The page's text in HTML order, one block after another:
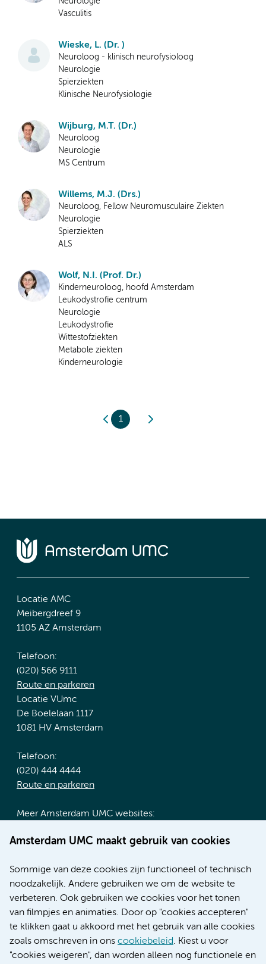
Amsterdam UMC maakt gebruik van cookies
Sommige van deze cookies zijn functioneel of technisch
noodzakelijk. Andere gebruiken we om de website te
verbeteren. Ook gebruiken we cookies voor het tonen
van filmpjes en animaties. Door op "cookies accepteren"
te klikken gaat u akkoord met het gebruik van alle cookies
zoals omschreven in ons cookiebeleid. Kiest u voor
"cookies weigeren", dan worden alleen nog functionele en
Vasculitis
Wieske, L. (Dr. )
Neuroloog - klinisch neurofysioloog
Neurologie
Spierziekten
Klinische Neurofysiologie
Wijburg, M.T. (Dr.)
Neuroloog
Neurologie
MS Centrum
Willems, M.J. (Drs.)
Neuroloog, Fellow Neuromusculaire Ziekten
Neurologie
Spierziekten
ALS
Wolf, N.I. (Prof. Dr.)
Kinderneuroloog, hoofd Amsterdam
Leukodystrofie centrum
Neurologie
Leukodystrofie
Wittestofziekten
Metabole ziekten
Kinderneurologie
1
Locatie AMC
Meibergdreef 9
1105 AZ Amsterdam
Telefoon:
(020) 566 9111
Route en parkeren
Locatie VUmc
De Boelelaan 1117
1081 HV Amsterdam
Telefoon:
(020) 444 4444
Route en parkeren
Meer Amsterdam UMC websites:
Werken bij Amsterdam UMC
Nieuws
Research
Educatie locatie AMC
Educatie locatie VUmc